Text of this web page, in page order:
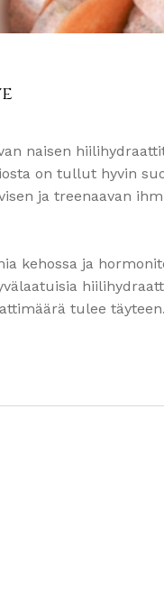
naisen
on tullut hyvin
ja treenaavan
kehossa ja
tulee täyteen.